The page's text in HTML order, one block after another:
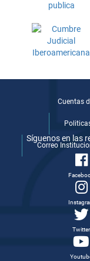
Cuentas
Correo
Síguenos en las
Twitter